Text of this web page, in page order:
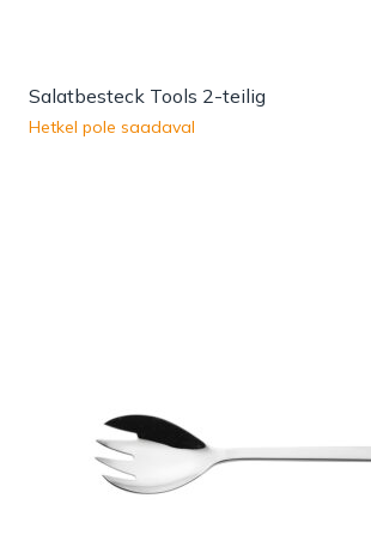
Salatbesteck Tools 2-teilig
Hetkel pole saadaval